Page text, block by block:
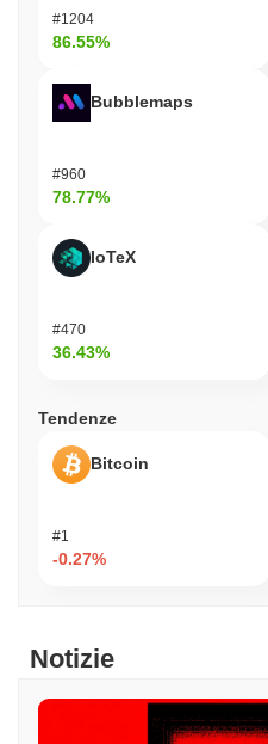
#1204
86.55%
Bubblemaps
#960
78.77%
IoTeX
#470
36.43%
Tendenze
Bitcoin
#1
-0.27%
Notizie